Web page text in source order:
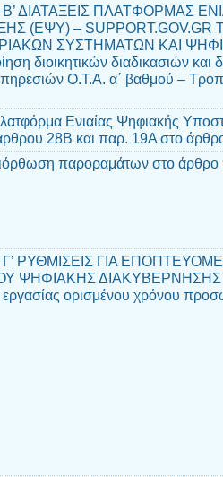
ΔΙΑΤΑΞΕΙΣ ΠΛΑΤΦΟΡΜΑΣ
(ΕΨΥ) –
ΣΥΣΤΗΜΑΤΩΝ ΚΑΙ
διοικητικών διαδικασιών και
Ο.Τ.Α. α΄ βαθμού –
Ενιαίας Ψηφιακής
28Β και παρ. 19Α στο
παροραμάτων στο άρθρο
ΡΥΘΜΙΣΕΙΣ ΓΙΑ
ΨΗΦΙΑΚΗΣ ΔΙΑΚΥΒΕΡΝΗΣΗΣ
ορισμένου χρόνου